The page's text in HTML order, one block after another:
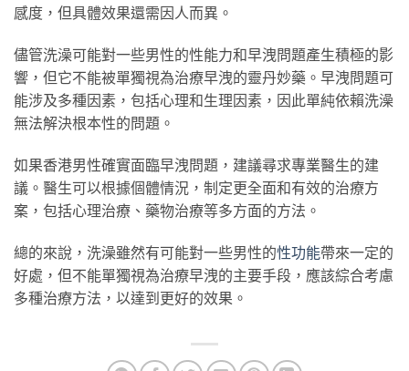
感度，但具體效果還需因人而異。
儘管洗澡可能對一些男性的性能力和早洩問題產生積極的影
響，但它不能被單獨視為治療早洩的靈丹妙藥。早洩問題可
能涉及多種因素，包括心理和生理因素，因此單純依賴洗澡
無法解決根本性的問題。
如果香港男性確實面臨早洩問題，建議尋求專業醫生的建
議。醫生可以根據個體情況，制定更全面和有效的治療方
案，包括心理治療、藥物治療等多方面的方法。
總的來說，洗澡雖然有可能對一些男性的性功能帶來一定的
好處，但不能單獨視為治療早洩的主要手段，應該綜合考慮
多種治療方法，以達到更好的效果。